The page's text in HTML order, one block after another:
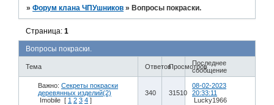
»Форум клана ЧПУшников » Вопросы покраски.
Вопросы покраски.
Страница:1
Тема ОтветовПросмотровПоследнее
сообщение
Важно: Секреты покраски
деревянных изделий(2)
Imobile [ 1 2 3 4 ]
340 31510
08-02-2023
20:33:11
Lucky1966